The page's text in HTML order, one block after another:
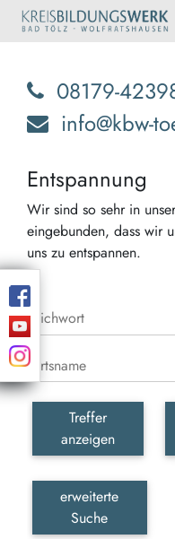
08179-
info@kbw-
Entspannung
Wir sind so sehr in
eingebunden, dass wir
uns zu entspannen.
Treffer
anzeigen
erweiterte
Suche